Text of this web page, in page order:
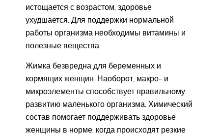
истощается с возрастом, здоровье
ухудшается. Для поддержки нормальной
работы организма необходимы витамины и
полезные вещества.
Жимка безвредна для беременных и
кормящих женщин. Наоборот, макро- и
микроэлементы способствует правильному
развитию маленького организма. Химический
состав помогает поддерживать здоровье
женщины в норме, когда происходят резкие